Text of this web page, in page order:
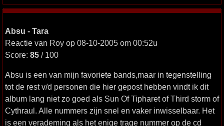
Absu - Tara
Reactie van Roy op 08-10-2005 om 00:52u
Score: 85 / 100
Absu is een van mijn favoriete bands,maar in tegenstelling
tot de rest v/d personen die hier gepost hebben vindt ik dit
album lang niet zo goed als Sun Of Tipharet of Third storm of
Cythraul. Alle nummers zijn snel en vaker inwisselbaar. Het
is een verademing als het enige trage nummer op de cd